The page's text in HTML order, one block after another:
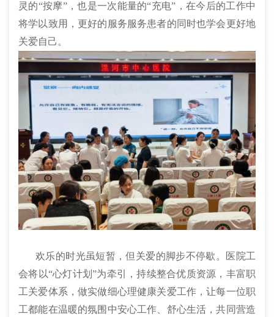
灵的“按摩”，也是一次能量的“充电”，在今后的工作中
将学以致用，更好的服务服务患者的同时也学会更好地
关爱自己。
欢乐的时光虽短暂，但关爱的脚步不停歇。医院工
会将以“心灯计划”为牵引，持续整合优质资源，丰富职
工关爱体系，做实做细心理健康关爱工作，让每一位职
工都能在温暖的氛围中安心工作、舒心生活，共同营造